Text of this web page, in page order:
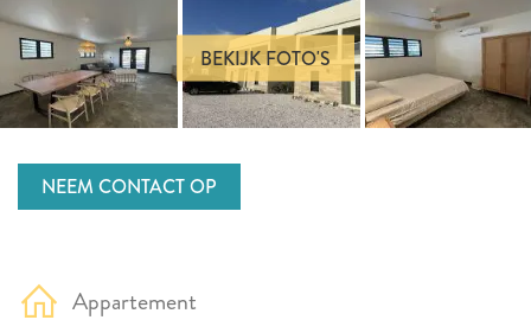
BEKIJK FOTO'S
NEEM CONTACT OP
Appartement